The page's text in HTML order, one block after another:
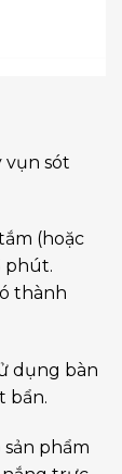
vụn sót
(hoặc
phút.
thành
dụng bàn
bẩn.
sản phẩm